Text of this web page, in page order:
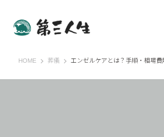
HOME 第三人生 〜寄り道の歩き方〜
葬儀 エンゼルケアとは？手順・相場